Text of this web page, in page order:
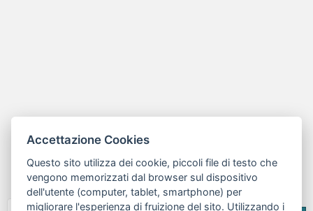
Accettazione Cookies
Questo sito utilizza dei cookie, piccoli file di testo che
vengono memorizzati dal browser sul dispositivo
dell'utente (computer, tablet, smartphone) per
migliorare l'esperienza di fruizione del sito. Utilizzando i